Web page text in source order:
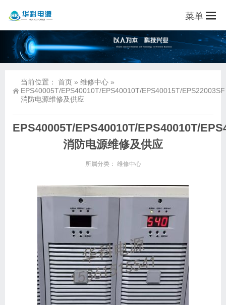
菜单
当前位置： 首页 » 维修中心 »
EPS40005T/EPS40010T/EPS40010T/EPS40015T/EPS22003SF
消防电源维修及供应
EPS40005T/EPS40010T/EPS40010T/
消防电源维修及供应
所属分类： 维修中心